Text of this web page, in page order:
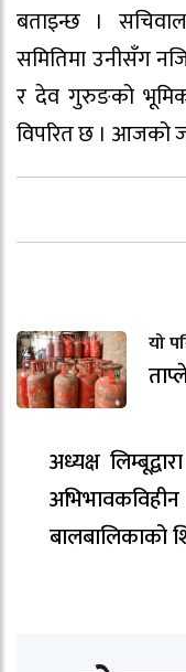
बताइन्छ ।
समितिमा उनीसँग
र देव गुरुङको
विपरित छ । आजको
यो
अध्यक्ष
बालबालिकाको